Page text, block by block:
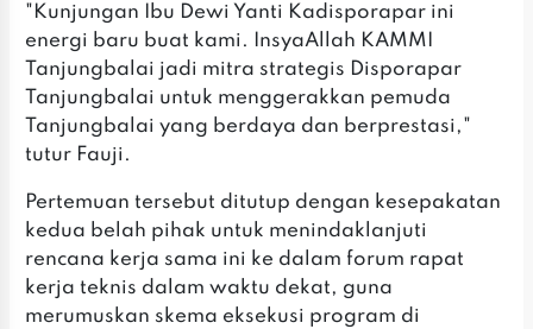
"Kunjungan Ibu Dewi Yanti Kadisporapar ini
energi baru buat kami. InsyaAllah KAMMI
Tanjungbalai jadi mitra strategis Disporapar
Tanjungbalai untuk menggerakkan pemuda
Tanjungbalai yang berdaya dan berprestasi,"
tutur Fauji.
Pertemuan tersebut ditutup dengan kesepakatan
kedua belah pihak untuk menindaklanjuti
rencana kerja sama ini ke dalam forum rapat
kerja teknis dalam waktu dekat, guna
merumuskan skema eksekusi program di